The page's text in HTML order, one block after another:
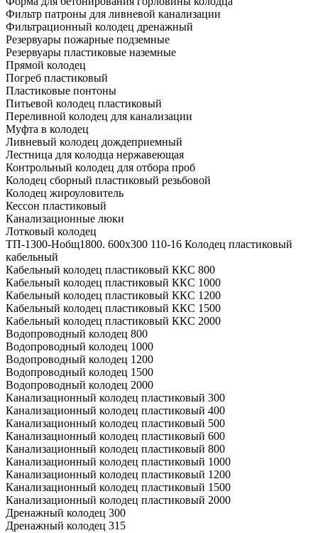
Фильтр патроны для ливневой канализации
Фильтрационный колодец дренажный
Резервуары пожарные подземные
Резервуары пластиковые наземные
Прямой колодец
Погреб пластиковый
Пластиковые понтоны
Питьевой колодец пластиковый
Переливной колодец для канализации
Муфта в колодец
Ливневый колодец дождеприемный
Лестница для колодца нержавеющая
Контрольный колодец для отбора проб
Колодец сборный пластиковый резьбовой
Колодец жироуловитель
Кессон пластиковый
Канализационные люки
Лотковый колодец
ТП-1300-Hобщ1800. 600х300 110-16 Колодец пластиковый
кабельный
Кабельный колодец пластиковый ККС 800
Кабельный колодец пластиковый ККС 1000
Кабельный колодец пластиковый ККС 1200
Кабельный колодец пластиковый ККС 1500
Кабельный колодец пластиковый ККС 2000
Водопроводный колодец 800
Водопроводный колодец 1000
Водопроводный колодец 1200
Водопроводный колодец 1500
Водопроводный колодец 2000
Канализационный колодец пластиковый 300
Канализационный колодец пластиковый 400
Канализационный колодец пластиковый 500
Канализационный колодец пластиковый 600
Канализационный колодец пластиковый 800
Канализационный колодец пластиковый 1000
Канализационный колодец пластиковый 1200
Канализационный колодец пластиковый 1500
Канализационный колодец пластиковый 2000
Дренажный колодец 300
Дренажный колодец 315